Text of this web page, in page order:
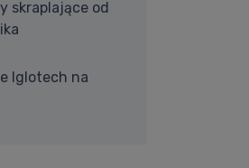
skraplające od
Iglotech na